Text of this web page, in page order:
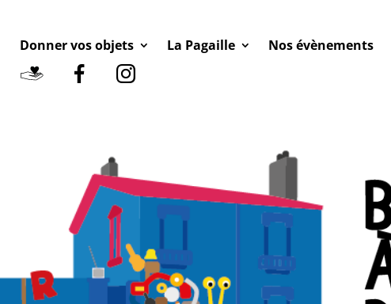
Donner vos objets La Pagaille Nos évènements